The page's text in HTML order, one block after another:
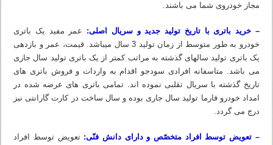
مجاز خودروی شما می باشند.
– خرید باتری با تاریخ تولید جدید و سریال اصلی: عمر مفید یک باتری
خودرو به طور متوسط از زمان تولید 3 سال میباشد. قیمت، عمر و بازدهی
یک باتری تولید سالهای گذشته به مراتب کمتر از یک باتری تولید سال جاری
می باشد. متاسفانه افرادی سودجو اقدام به واردات و فروش باتری های
تاریخ گذشته با سریال تقلبی نموده اند. تمامی باتری های عرضه شده در
امداد خودرو فارما تولید سال جاری بوده و سال ساخت در کارت گارانتی نیز
درج می گردد.
– تعویض توسط افراد متخصّص و دارای دانش فنّی: تعویض توسط افراد